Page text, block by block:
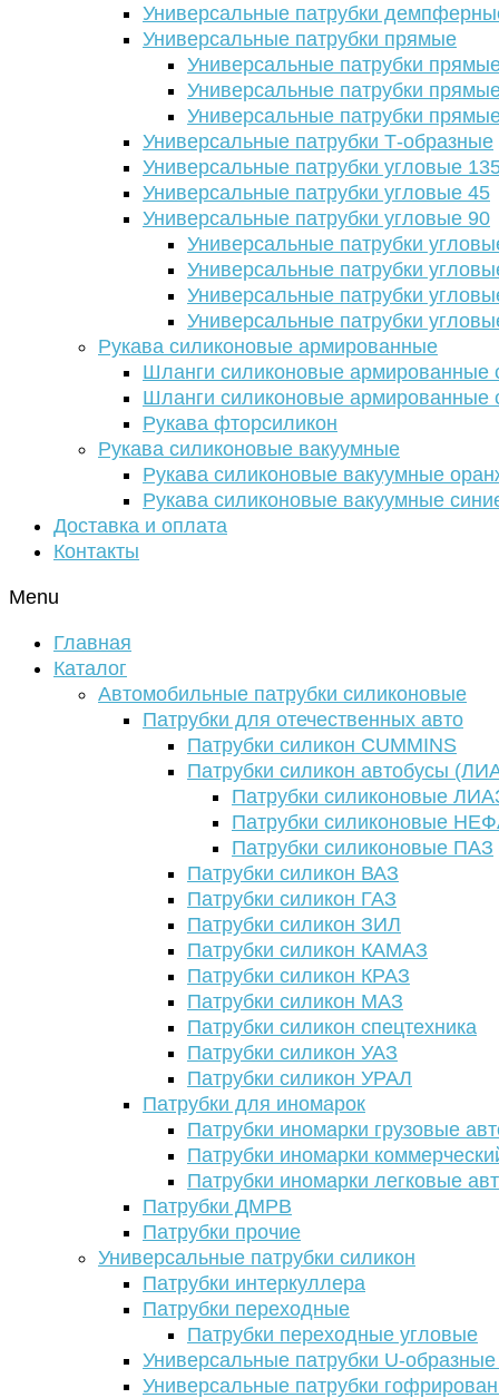
Универсальные патрубки
Универсальные патрубки прямые
Универсальные патрубки
Универсальные патрубки
Универсальные патрубки
Универсальные патрубки Т-образные
Универсальные патрубки угловые
Универсальные патрубки угловые 45
Универсальные патрубки угловые 90
Универсальные патрубки
Универсальные патрубки
Универсальные патрубки
Универсальные патрубки
Рукава силиконовые армированные
Шланги силиконовые армированные
Шланги силиконовые армированные
Рукава фторсиликон
Рукава силиконовые вакуумные
Рукава силиконовые вакуумные
Рукава силиконовые вакуумные
Доставка и оплата
Контакты
Menu
Главная
Каталог
Автомобильные патрубки силиконовые
Патрубки для отечественных авто
Патрубки силикон CUMMINS
Патрубки силикон автобусы
Патрубки силиконовые
Патрубки силиконовые
Патрубки силиконовые ПАЗ
Патрубки силикон ВАЗ
Патрубки силикон ГАЗ
Патрубки силикон ЗИЛ
Патрубки силикон КАМАЗ
Патрубки силикон КРАЗ
Патрубки силикон МАЗ
Патрубки силикон спецтехника
Патрубки силикон УАЗ
Патрубки силикон УРАЛ
Патрубки для иномарок
Патрубки иномарки грузовые
Патрубки иномарки
Патрубки иномарки легковые
Патрубки ДМРВ
Патрубки прочие
Универсальные патрубки силикон
Патрубки интеркуллера
Патрубки переходные
Патрубки переходные угловые
Универсальные патрубки U-
Универсальные патрубки